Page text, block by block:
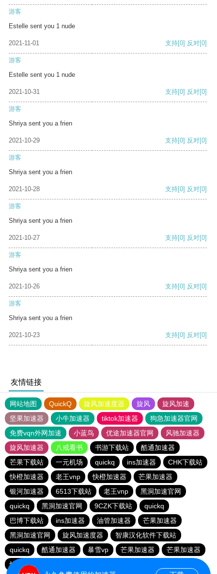
游客
Estelle sent you 1 nude
2021-11-01 支持[0] 反对[0]
游客
Estelle sent you 1 nude
2021-10-31 支持[0] 反对[0]
游客
Shriya sent you a frien
2021-10-29 支持[0] 反对[0]
游客
Shriya sent you a frien
2021-10-28 支持[0] 反对[0]
游客
Shriya sent you a frien
2021-10-27 支持[0] 反对[0]
游客
Shriya sent you a frien
2021-10-26 支持[0] 反对[0]
游客
Shriya sent you a frien
2021-10-23 支持[0] 反对[0]
友情链接
网站地图 QuickQ 旋风加速度器 旋风
旋风加速
坚果加速器
小牛加速器 tiktok加速器
狗急加速器官网
免费vqn外网加速
小蓝鸟 优途加速器官网
风驰加速器
旋风加速器
八戒看书 书游下载站
酷通加速器
芒果下载站
一元机场 quickq ins加速器
CHK下载站
快橙加速器
老王vnp 快橙加速器
芒果加速器
银河加速器
6513下载站 老王vnp
黑洞加速官网
quickq
黑洞加速官网 9CZK下载站
quickq
巴博下载站
ins加速器 油管加速器
芒果加速器
黑洞加速官网
旋风加速度器
智康汉化软件下载站
quickq
酷通加速器 暴雪vp 芒果加速器
芒果加速器
快橙加速器